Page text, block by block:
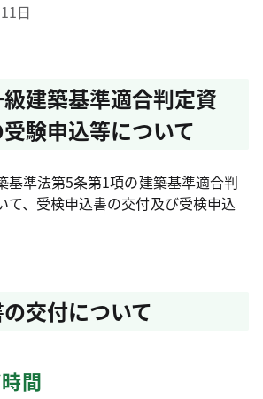
日
建築基準適合判定資
験申込等について
準法第5条第1項の建築基準適合判
て、受検申込書の交付及び受検申込
交付について
間